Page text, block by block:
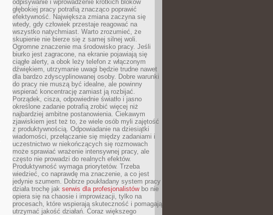
odpisywanie i wprowadzenie krótkich bloków
głębokiej pracy potrafią znacząco poprawić
efektywność. Największa zmiana zaczyna się
wtedy, gdy człowiek przestaje reagować na
wszystko natychmiast. Warto zrozumieć, że
skupienie nie bierze się z samej silnej woli.
Ogromne znaczenie ma środowisko pracy. Jeśli
biurko jest zagracone, na ekranie pojawiają się
ciągłe alerty, a obok leży telefon z włączonym
dźwiękiem, utrzymanie uwagi będzie trudne nawet
dla bardzo zdyscyplinowanej osoby. Dobre warunki
do pracy nie muszą być idealne, ale powinny
wspierać koncentrację zamiast ją rozbijać.
Porządek, cisza, odpowiednie światło i jasno
określone zadanie potrafią zrobić więcej niż
najbardziej ambitne postanowienia. Ciekawym
zjawiskiem jest też to, że wiele osób myli zajętość
z produktywnością. Odpowiadanie na dziesiątki
wiadomości, przełączanie się między zadaniami i
uczestnictwo w niekończących się rozmowach
może sprawiać wrażenie intensywnej pracy, ale
często nie prowadzi do realnych efektów.
Produktywność wymaga priorytetów. Trzeba
wiedzieć, co naprawdę ma znaczenie, a co jest
jedynie szumem. Dobrze poukładany system pracy
działa trochę jak serwis dla profesjonalistówbo nie
opiera się na chaosie i improwizacji, tylko na
procesach, które wspierają skuteczność i pomagają
utrzymać jakość działań. Coraz większego